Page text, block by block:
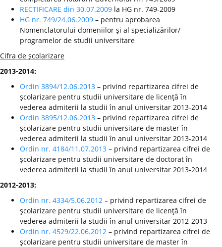
RECTIFICARE din 30.07.2009 la HG nr. 749-2009
HG nr. 749/24.06.2009 – pentru aprobarea
Nomenclatorului domeniilor şi al specializărilor/
programelor de studii universitare
Cifra de şcolarizare
2013-2014:
Ordin 3894/12.06.2013 – privind repartizarea cifrei de
şcolarizare pentru studii universitare de licenţă în
vederea admiterii la studii în anul universitar 2013-2014
Ordin 3895/12.06.2013 – privind repartizarea cifrei de
şcolarizare pentru studii universitare de master în
vederea admiterii la studii în anul universitar 2013-2014
Ordin nr. 4184/11.07.2013 – privind repartizarea cifrei de
şcolarizare pentru studii universitare de doctorat în
vederea admiterii la studii în anul universitar 2013-2014
2012-2013:
Ordin nr. 4334/5.06.2012 – privind repartizarea cifrei de
şcolarizare pentru studii universitare de licenţă în
vederea admiterii la studii în anul universitar 2012-2013
Ordin nr. 4529/22.06.2012 – privind repartizarea cifrei de
şcolarizare pentru studii universitare de master în